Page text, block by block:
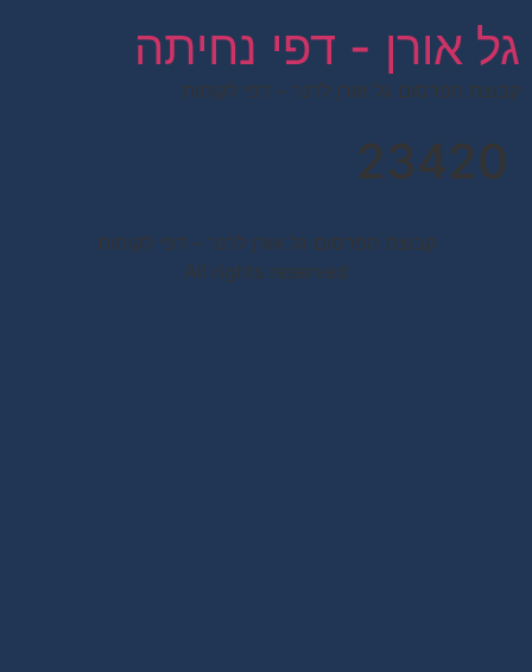
גל אורן - דפי נחיתה
קבוצת הפרסום גל אורן לרנר – דפי לקוחות
23420
קבוצת הפרסום גל אורן לרנר – דפי לקוחות
All rights reserved